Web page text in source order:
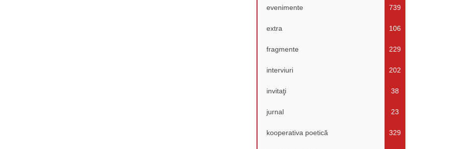
evenimente 739
extra 106
fragmente 229
interviuri 202
invitaţi 38
jurnal 23
kooperativa poetică 329